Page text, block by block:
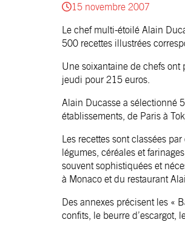
15 novembre 2007
Le chef multi-étoilé Alain
500 recettes illustrées
Une soixantaine de chefs ont
jeudi pour 215 euros.
Alain Ducasse a sélectionné
établissements, de Paris à
Les recettes sont classées
légumes, céréales et
souvent sophistiquées et
à Monaco et du restaurant
Des annexes précisent les «
confits, le beurre d’escargot,